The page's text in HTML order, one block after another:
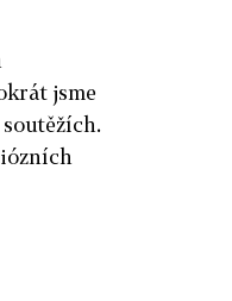
jsme